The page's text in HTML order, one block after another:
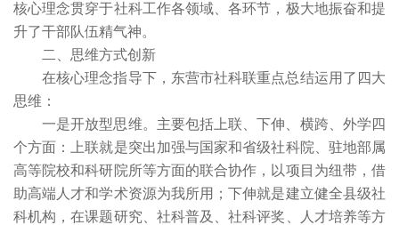
核心理念贯穿于社科工作各领域、各环节，极大地振奋和提
升了干部队伍精气神。
二、思维方式创新
在核心理念指导下，东营市社科联重点总结运用了四大
思维：
一是开放型思维。主要包括上联、下伸、横跨、外学四
个方面：上联就是突出加强与国家和省级社科院、驻地部属
高等院校和科研院所等方面的联合协作，以项目为纽带，借
助高端人才和学术资源为我所用；下伸就是建立健全县级社
科机构，在课题研究、社科普及、社科评奖、人才培养等方